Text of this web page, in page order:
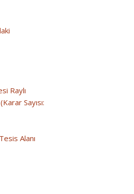
Raylı
Sayısı:
Alanı